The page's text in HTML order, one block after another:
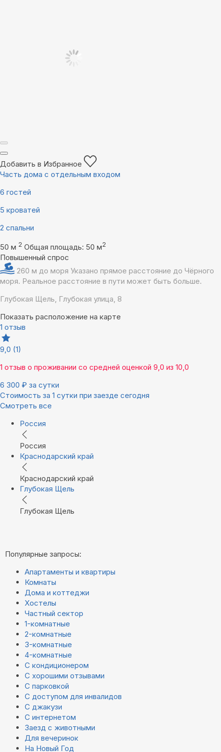
Добавить в Избранное
Часть дома с отдельным входом
6 гостей
5 кроватей
2 спальни
50 м 2 Общая площадь: 50 м2
Повышенный спрос
260 м до моря Указано прямое расстояние до Чёрного
моря. Реальное расстояние в пути может быть больше.
Глубокая Щель, Глубокая улица, 8
Показать расположение на карте
1 отзыв
9,0 (1)
1 отзыв о проживании со средней оценкой 9,0 из 10,0
6 300 ₽ за сутки
Стоимость за 1 сутки при заезде сегодня
Смотреть все
Россия
Россия
Краснодарский край
Краснодарский край
Глубокая Щель
Глубокая Щель
Популярные запросы:
Апартаменты и квартиры
Комнаты
Дома и коттеджи
Хостелы
Частный сектор
1-комнатные
2-комнатные
3-комнатные
4-комнатные
С кондиционером
С хорошими отзывами
С парковкой
С доступом для инвалидов
С джакузи
С интернетом
Заезд с животными
Для вечеринок
На Новый Год